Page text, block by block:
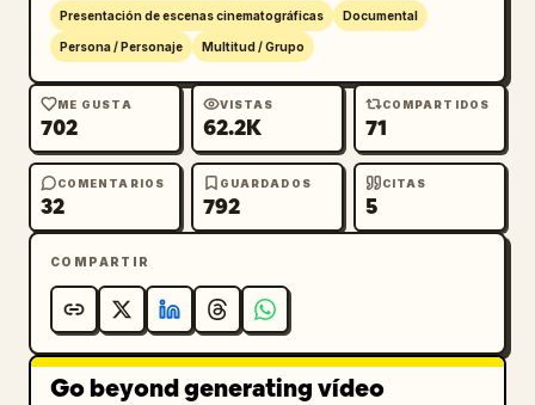
Presentación de escenas cinematográficas Documental
Persona / Personaje Multitud / Grupo
ME GUSTA
702
VISTAS
62.2K
COMPARTIDOS
71
COMENTARIOS
32
GUARDADOS
792
CITAS
5
COMPARTIR
Go beyond generating vídeo